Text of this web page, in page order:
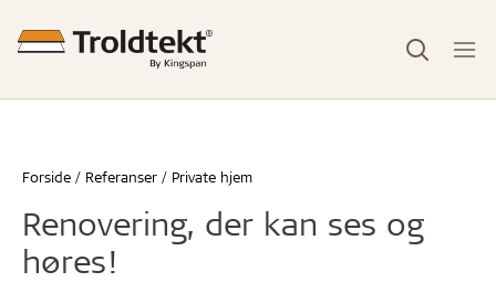
Forside Referanser Private hjem
Renovering, der kan ses og
høres!